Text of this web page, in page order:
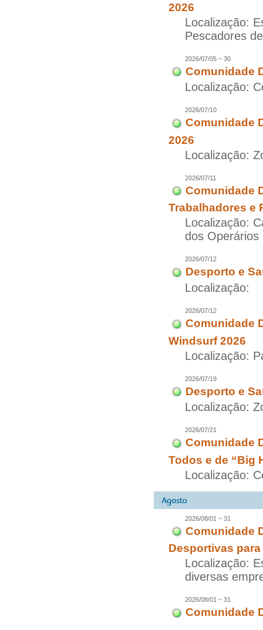
2026
Localização:
Pescadores
2026/07/05 ~ 30
Comunidade
Localização:
2026/07/10
Comunidade
2026
Localização:
2026/07/11
Comunidade
Trabalhadores e
Localização:
dos
2026/07/12
Desporto e
Localização:
2026/07/12
Comunidade
Windsurf 2026
Localização:
2026/07/19
Desporto e
Localização:
2026/07/21
Comunidade
Todos e de “Big
Localização:
2026/08/01 ~ 31
Comunidade
Desportivas
Localização:
diversas
2026/08/01 ~ 31
Comunidade